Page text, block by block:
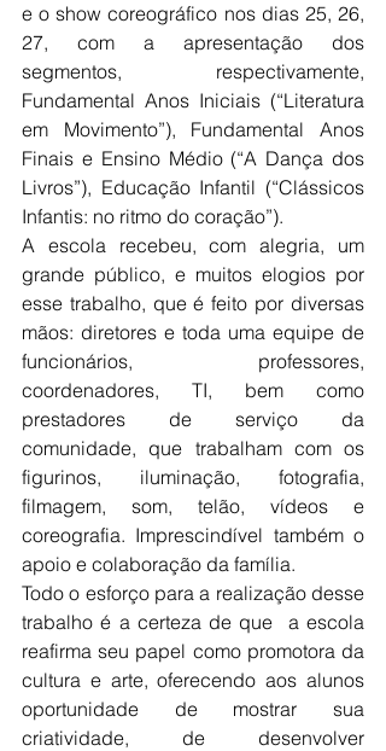
e o show coreográfico nos dias 25, 26,
27, com a apresentação dos
segmentos, respectivamente,
Fundamental Anos Iniciais (“Literatura
em Movimento”), Fundamental Anos
Finais e Ensino Médio (“A Dança dos
Livros”), Educação Infantil (“Clássicos
Infantis: no ritmo do coração”).
A escola recebeu, com alegria, um
grande público, e muitos elogios por
esse trabalho, que é feito por diversas
mãos: diretores e toda uma equipe de
funcionários, professores,
coordenadores, TI, bem como
prestadores de serviço da
comunidade, que trabalham com os
figurinos, iluminação, fotografia,
filmagem, som, telão, vídeos e
coreografia. Imprescindível também o
apoio e colaboração da família.
Todo o esforço para a realização desse
trabalho é a certeza de que  a escola
reafirma seu papel como promotora da
cultura e arte, oferecendo aos alunos
oportunidade de mostrar sua
criatividade, de desenvolver